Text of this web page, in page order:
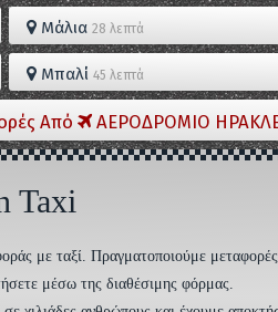
Μάλια 28 λεπτά
Μπαλί 45 λεπτά
Από ΑΕΡΟΔΡΟΜΙΟ
Taxi
με ταξί. Πραγματοποιούμε
μέσω της διαθέσιμης φόρμας.